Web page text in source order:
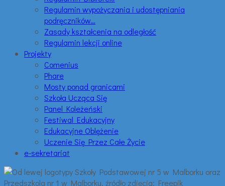
Regulamin wypożyczania i udostępniania
podręczników…
Zasady kształcenia na odległość
Regulamin lekcji online
Projekty
Comenius
Phare
Mosty ponad granicami
Szkoła Ucząca Się
Panel Koleżeński
Festiwal Edukacyjny
Edukacyjne Oblężenie
Uczenie Się Przez Całe Życie
e-sekretariat